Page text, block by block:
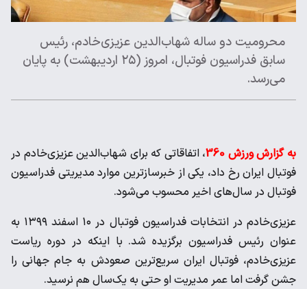
محرومیت دو ساله شهاب‌الدین عزیزی‌خادم، رئیس
سابق فدراسیون فوتبال، امروز (۲۵ اردیبهشت) به پایان
می‌رسد.
به گزارش ورزش 360
، اتفاقاتی که برای شهاب‌الدین عزیزی‌خادم در
فوتبال ایران رخ داد، یکی از خبرسازترین موارد مدیریتی فدراسیون
فوتبال در سال‌های اخیر محسوب می‌شود.
عزیزی‌خادم در انتخابات فدراسیون فوتبال در ۱۰ اسفند ۱۳۹۹ به
عنوان رئیس فدراسیون برگزیده شد. با اینکه در دوره ریاست
عزیزی‌خادم، فوتبال ایران سریع‌ترین صعودش به جام جهانی را
جشن گرفت اما عمر مدیریت او حتی به یک‌سال هم نرسید.